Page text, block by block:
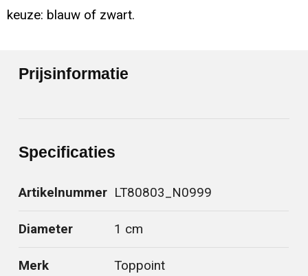
keuze: blauw of zwart.
Prijsinformatie
Specificaties
Artikelnummer LT80803_N0999
Diameter 1 cm
Merk Toppoint